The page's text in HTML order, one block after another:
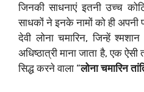
जिनकी साधनाएं इतनी उच्च
साधकों ने इनके नामों को ही अपनी
देवी लोना चमारिन, जिन्हें
अधिष्ठात्री माना जाता है, एक
सिद्ध करने वाला “लोना चमारिन